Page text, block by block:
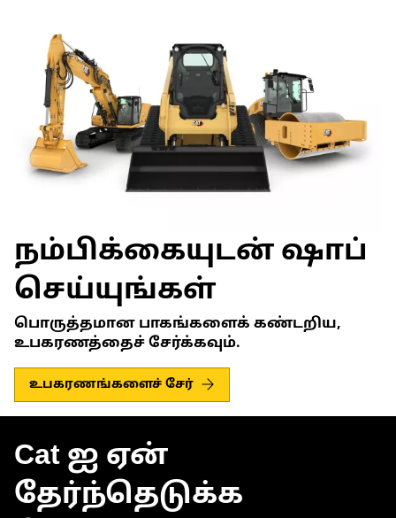
நம்பிக்கையுடன் ஷாப்
செய்யுங்கள்
பொருத்தமான பாகங்களைக் கண்டறிய,
உபகரணத்தைச் சேர்க்கவும்.
உபகரணங்களைச் சேர்
Cat ஐ ஏன்
தேர்ந்தெடுக்க